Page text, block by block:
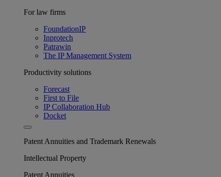
For law firms
FoundationIP
Inprotech
Patrawin
The IP Management System
Productivity solutions
Forecast
First to File
IP Collaboration Hub
Docket
Patent Annuities and Trademark Renewals
Intellectual Property
Patent Annuities